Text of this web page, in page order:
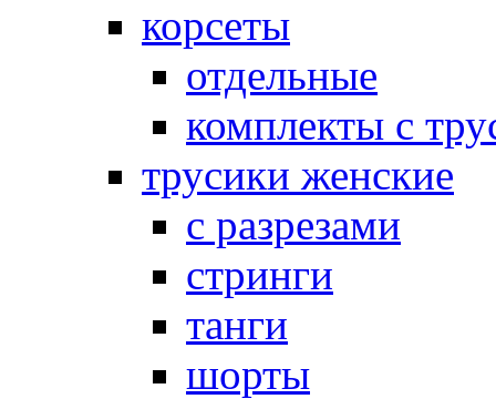
корсеты
отдельные
комплекты с
трусики женские
с разрезами
стринги
танги
шорты